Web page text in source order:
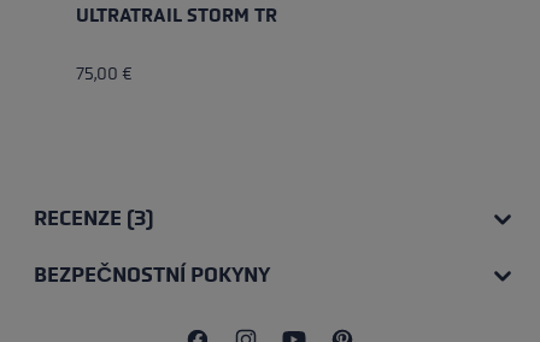
ULTRATRAIL STORM TR
75,00 €
RECENZE (3)
BEZPEČNOSTNÍ POKYNY